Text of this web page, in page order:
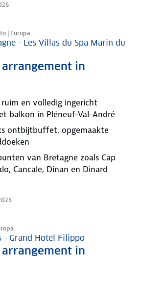
| Europa
- Les Villas du Spa Marin du
in
en volledig ingericht
balkon in Pléneuf-Val-André
ontbijtbuffet, opgemaakte
van Bretagne zoals Cap
Cancale, Dinan en Dinard
- Grand Hotel Filippo
in